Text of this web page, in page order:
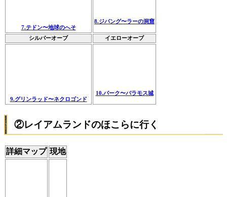
7.テドン〜地球のへそ
8.ジパング〜ラーの洞窟
シルバーオーブ イエローオーブ
9.グリンラッド〜ネクロゴンド
10.バーク〜バラモス城
②レイアムランドのほこらに行く
詳細マップ 現地